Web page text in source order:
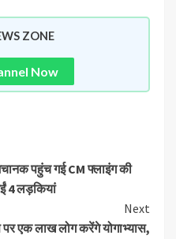
ZONE
Now
पहुंच गई CM फ्लाइंग की
4 लड़कियां
Next
पर एक लाख लोग करेंगे योगाभ्यास,